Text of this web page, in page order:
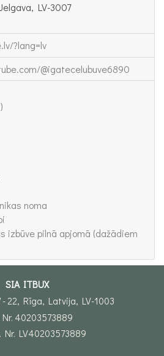
LV-3007
?lang=lv
@igatecelubuve6890
noma
izbūve pilnā apjomā (dažādiem
SIA ITBUX
- 22, Rīga, Latvija, LV-1003
Nr. 40203573889
Nr. LV40203573889